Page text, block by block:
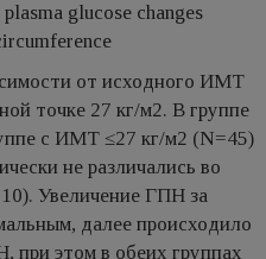
glucose changes
от исходного ИМТ
точке 27 кг/м2. В группе
с ИМТ ≤27 кг/м2 (N=45)
не различались во
Увеличение ГПН за
далее происходило
при этом в обеих группах